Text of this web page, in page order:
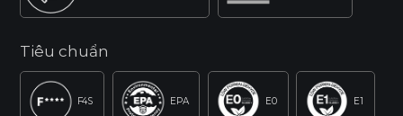
Tiêu chuẩn
F4S EPA E0 E1